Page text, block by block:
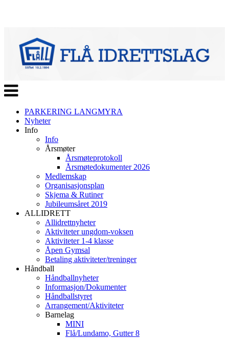
Veksle
navigasjon
PARKERING LANGMYRA
Nyheter
Info
Info
Årsmøter
Årsmøteprotokoll
Årsmøtedokumenter 2026
Medlemskap
Organisasjonsplan
Skjema & Rutiner
Jubileumsåret 2019
ALLIDRETT
Allidrettnyheter
Aktiviteter ungdom-voksen
Aktiviteter 1-4 klasse
Åpen Gymsal
Betaling aktiviteter/treninger
Håndball
Håndballnyheter
Informasjon/Dokumenter
Håndballstyret
Arrangement/Aktiviteter
Barnelag
MINI
Flå/Lundamo, Gutter 8